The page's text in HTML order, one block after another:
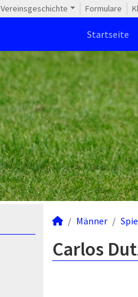
Vereinsgeschichte Formulare
Startseite
Männer
Carlos